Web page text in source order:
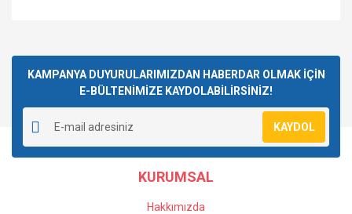
Yorum Yaz
kullanarak tarafımıza iletebilirsiniz.
Görüş ve önerileriniz için teşekkür ederiz.
Ürün resmi kalitesiz, bozuk veya görüntülenemiyor.
Ürün açıklamasında eksik bilgiler bulunuyor.
Ürün bilgilerinde hatalar bulunuyor.
Ürün fiyatı diğer sitelerden daha pahalı.
KAMPANYA DUYURULARIMIZDAN HABERDAR OLMAK İÇİN
E-BÜLTENİMİZE KAYDOLABİLİRSİNİZ!
KAYDOL
KURUMSAL
Hakkımızda